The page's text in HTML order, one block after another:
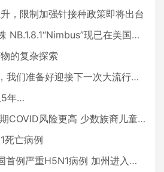
，限制加强针接种政策即将出台
现已在美国占据主导地位
的复杂探索
们准备好迎接下一次大流行了吗？
5年…
风险更高 少数族裔儿童存在差异
死亡病例
严重H5N1病例 加州进入紧急状态